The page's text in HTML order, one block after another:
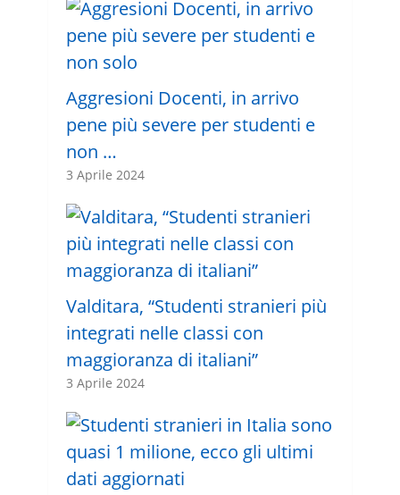
Aggresioni Docenti, in arrivo
pene più severe per studenti e
non …
3 Aprile 2024
Valditara, “Studenti stranieri più
integrati nelle classi con
maggioranza di italiani”
3 Aprile 2024